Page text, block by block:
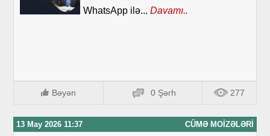
WhatsApp ilə... Davamı..
Bəyən 0 Şərh 277
13 May 2026 11:37 CÜMƏ MOIZƏLƏRI